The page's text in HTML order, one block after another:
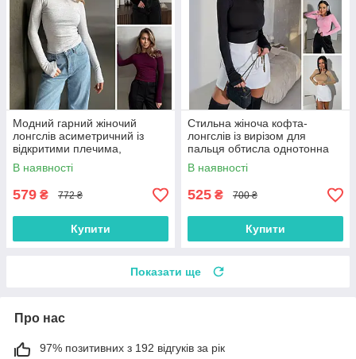
Модний гарний жіночий
лонгслів асиметричний із
відкритими плечима,
бордовий, чорний,
коричневий
В наявності
579 ₴ 772 ₴
Купити
Стильна жіноча кофта-
лонгслів із вирізом для
пальця обтисла однотонна
дайвінг, чорна, бежева, сіра
В наявності
525 ₴ 700 ₴
Купити
Показати ще
Про нас
97% позитивних з 192 відгуків за рік